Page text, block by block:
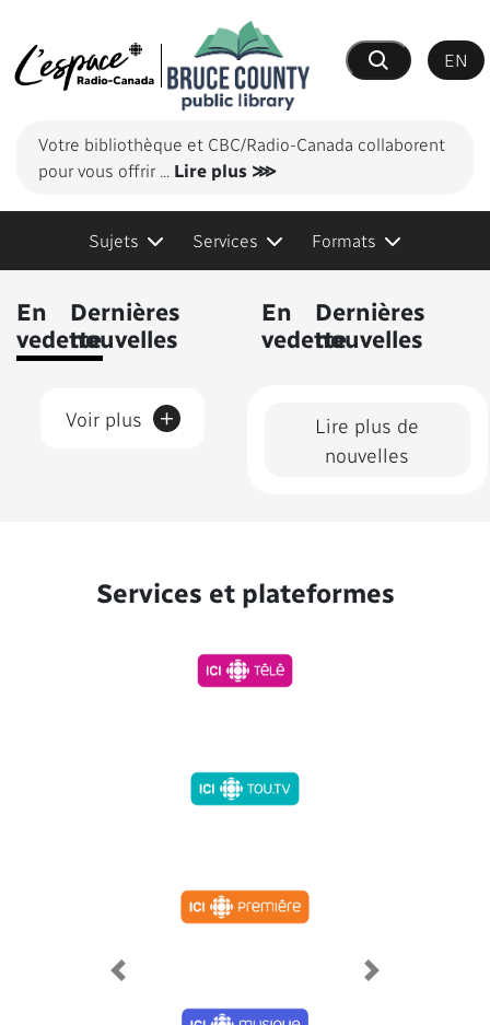
Recherche
EN
Votre bibliothèque et CBC/Radio-Canada collaborent
pour vous offrir ... Lire plus ⋙
Sujets Services Formats
En
vedette
Dernières
nouvelles
Lire plus de
nouvelles
En
vedette
Dernières
nouvelles
Voir plus +
Services et plateformes
Previous Next